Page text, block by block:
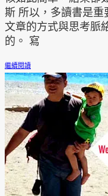
斯 所以，多讀書是
文章的方式與思考脈
的。 寫
繼續閱讀